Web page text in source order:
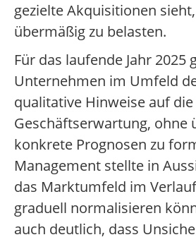
gezielte Akquisitionen
übermäßig zu belasten.
Für das laufende Jahr 2025
Unternehmen im Umfeld
qualitative Hinweise auf die
Geschäftserwartung, ohne
konkrete Prognosen zu
Management stellte in
das Marktumfeld im
graduell normalisieren
auch deutlich, dass